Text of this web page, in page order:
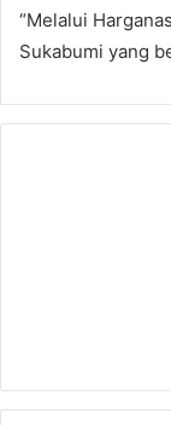
“Melalui
Sukabumi yang